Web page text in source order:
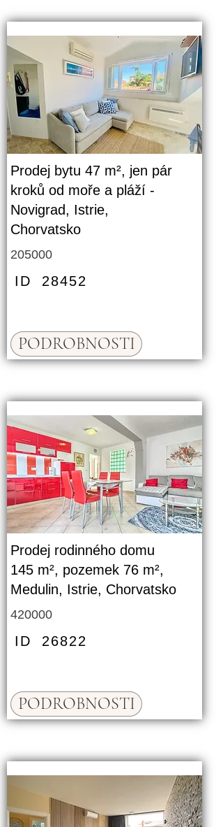
Prodej bytu 47 m², jen pár
kroků od moře a pláží -
Novigrad, Istrie,
Chorvatsko
205000
ID 28452
PODROBNOSTI
Prodej rodinného domu
145 m², pozemek 76 m²,
Medulin, Istrie, Chorvatsko
420000
ID 26822
PODROBNOSTI